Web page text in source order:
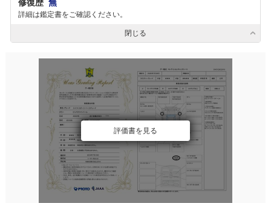
修復歴 無
詳細は鑑定書をご確認ください。
閉じる
評価書を見る